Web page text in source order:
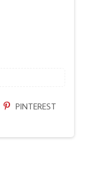
PINTEREST